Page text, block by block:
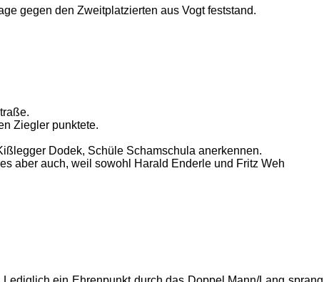
gegen den Zweitplatzierten aus Vogt feststand.
Ziegler punktete.
Dodek, Schüle Schamschula anerkennen.
aber auch, weil sowohl Harald Enderle und Fritz Weh